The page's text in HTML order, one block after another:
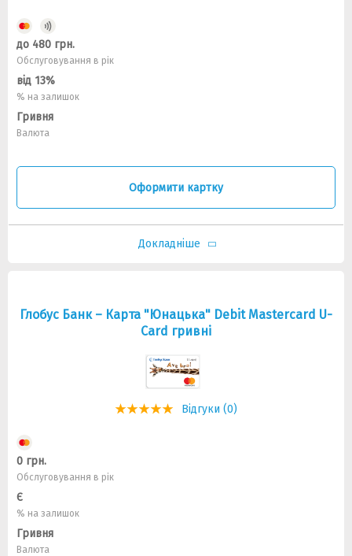
до 480 грн.
Обслуговування в рік
від 13%
% на залишок
Гривня
Валюта
Оформити картку
Докладніше
Глобус Банк – Карта "Юнацька" Debit Mastercard U-
Card гривні
Відгуки (0)
0 грн.
Обслуговування в рік
Є
% на залишок
Гривня
Валюта